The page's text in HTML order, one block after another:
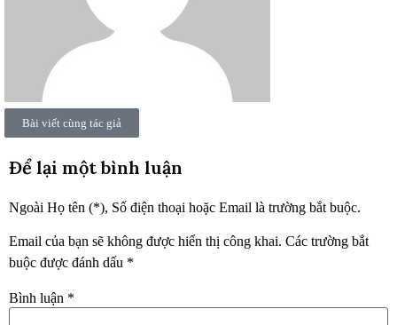
Bài viết cùng tác giả
Để lại một bình luận
Ngoài Họ tên (*), Số điện thoại hoặc Email là trường bắt buộc.
Email của bạn sẽ không được hiển thị công khai. Các trường bắt
buộc được đánh dấu *
Bình luận *